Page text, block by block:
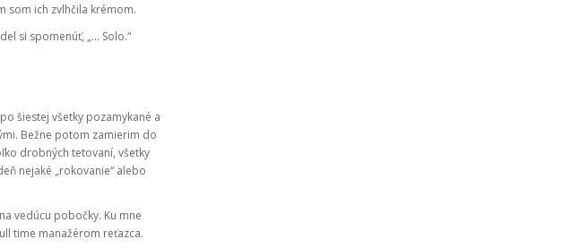
som ich zvlhčila krémom.
si spomenúť, „… Solo.“
šiestej všetky pozamykané a
Bežne potom zamierim do
drobných tetovaní, všetky
nejaké „rokovanie“ alebo
vedúcu pobočky. Ku mne
time manažérom reťazca.